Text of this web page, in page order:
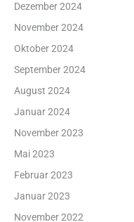
Dezember 2024
November 2024
Oktober 2024
September 2024
August 2024
Januar 2024
November 2023
Mai 2023
Februar 2023
Januar 2023
November 2022